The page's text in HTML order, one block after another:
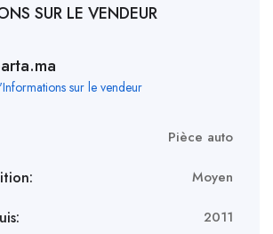
SUR LE VENDEUR
sur le vendeur
Pièce auto
Moyen
2011